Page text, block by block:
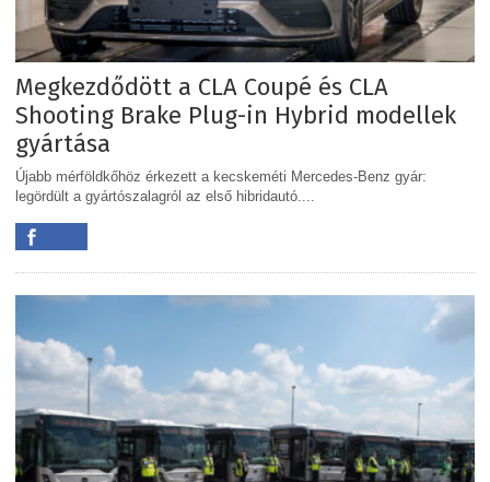
Megkezdődött a CLA Coupé és CLA
Shooting Brake Plug-in Hybrid modellek
gyártása
Újabb mérföldkőhöz érkezett a kecskeméti Mercedes-Benz gyár:
legördült a gyártószalagról az első hibridautó....